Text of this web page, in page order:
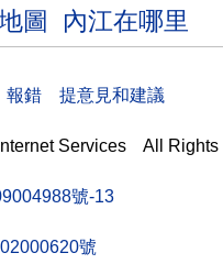
圖 內江在哪里
錯 提意見和建議
Services All Rights
號-13
號